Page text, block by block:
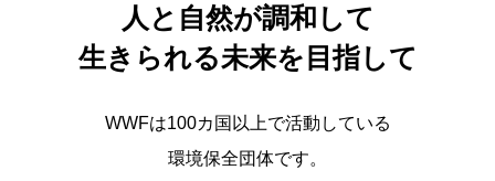
人と自然が調和して
生きられる未来を目指して
WWFは100カ国以上で活動している
環境保全団体です。